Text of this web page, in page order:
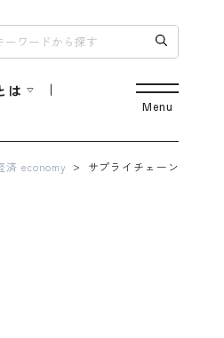
は
Menu
済 economy サプライチェーン